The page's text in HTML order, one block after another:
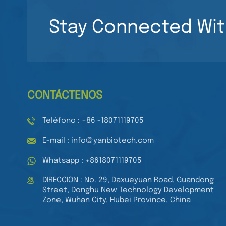
pocillos para
laboratorio médico.
Placas de cultivo de
mecánica
Stay Connected
CONTÁCTENOS
Teléfono : +86 -18071119705
E-mail : info@yanbiotech.com
Whatsapp : +8618071119705
DIRECCIÓN : No. 29, Daxueyuan Road, Guandong
Street, Donghu New Technology Development
Zone, Wuhan City, Hubei Province, China